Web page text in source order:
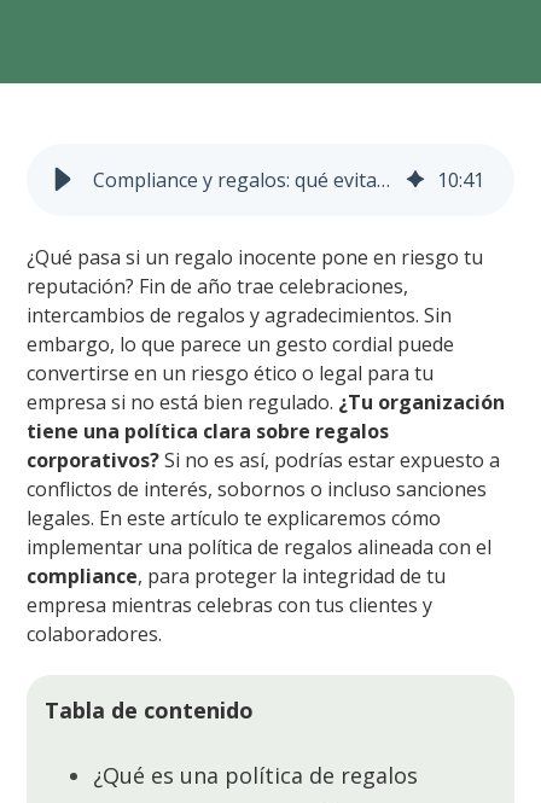
Compliance y regalos: qué evitar en fin de año 10:41
¿Qué pasa si un regalo inocente pone en riesgo tu
reputación? Fin de año trae celebraciones,
intercambios de regalos y agradecimientos. Sin
embargo, lo que parece un gesto cordial puede
convertirse en un riesgo ético o legal para tu
empresa si no está bien regulado. ¿Tu organización
tiene una política clara sobre regalos
corporativos?Si no es así, podrías estar expuesto a
conflictos de interés, sobornos o incluso sanciones
legales. En este artículo te explicaremos cómo
implementar una política de regalos alineada con el
compliance, para proteger la integridad de tu
empresa mientras celebras con tus clientes y
colaboradores.
Tabla de contenido
¿Qué es una política de regalos